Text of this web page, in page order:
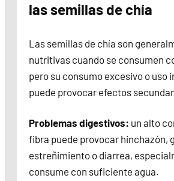
las semillas de chía
Las semillas de chía son
nutritivas cuando se consumen
pero su consumo excesivo o uso
puede provocar efectos
Problemas digestivos: un alto
fibra puede provocar hinchazón,
estreñimiento o diarrea,
consume con suficiente agua.